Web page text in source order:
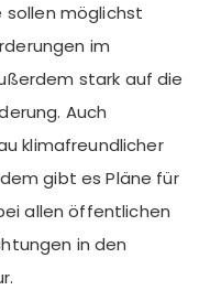
sollen möglichst
im
stark auf die
Auch
klimafreundlicher
gibt es Pläne für
allen öffentlichen
in den